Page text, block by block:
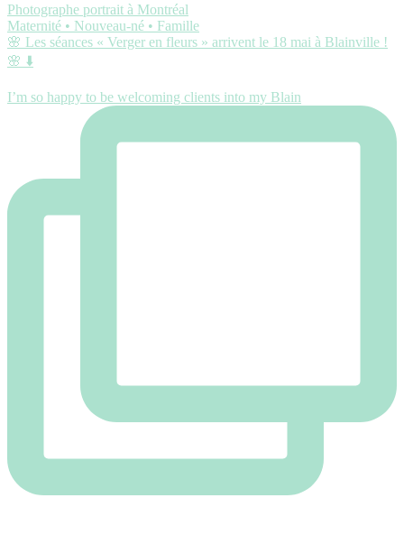
Photographe portrait à Montréal
Maternité • Nouveau-né • Famille
🌸 Les séances « Verger en fleurs » arrivent le 18 mai à Blainville !
🌸 ⬇️
I’m so happy to be welcoming clients into my Blain